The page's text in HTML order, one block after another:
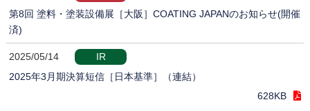
第8回 塗料・塗装設備展［大阪］COATING JAPANのお知らせ(開催
済)
2025/05/14
IR
2025年3月期決算短信［日本基準］（連結）
628KB